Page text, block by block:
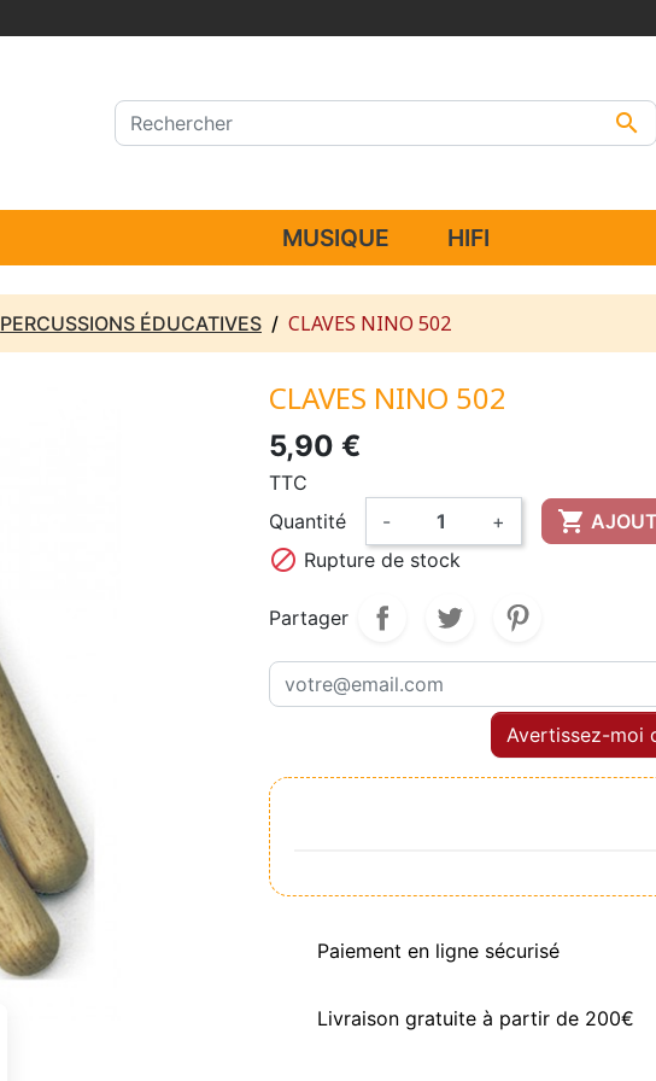

MUSIQUE HIFI
PERCUSSIONS ÉDUCATIVES CLAVES NINO 502
CLAVES NINO 502
5,90 €
TTC
Quantité
- + 
 Rupture de stock
Partager
Avertissez-moi
Paiement en ligne sécurisé
Livraison gratuite à partir de 200€